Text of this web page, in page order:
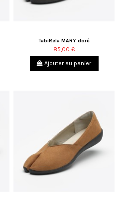
TabiRela MARY doré
85,00 €
Ajouter au panier